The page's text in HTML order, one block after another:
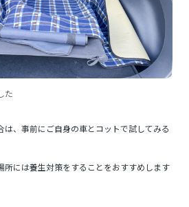
た
、事前にご自身の車とコットで試してみる
には養生対策をすることをおすすめします